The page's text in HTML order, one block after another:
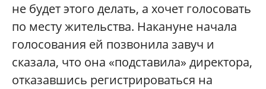
не будет этого делать, а хочет голосовать
по месту жительства. Накануне начала
голосования ей позвонила завуч и
сказала, что она «подставила» директора,
отказавшись регистрироваться на